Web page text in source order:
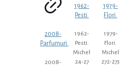
2008-
Parfumuri.
2008-
1962-
Pesti.
1962-
Pesti.
Michel
24-27
1979-
Flori.
1979-
Flori.
Michel
272-273